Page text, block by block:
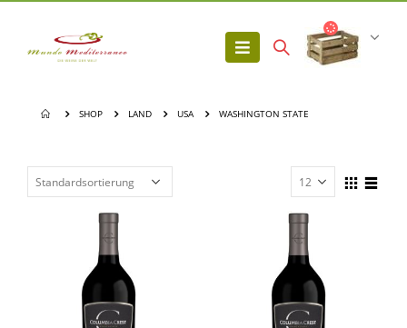
SHOP LAND USA WASHINGTON STATE